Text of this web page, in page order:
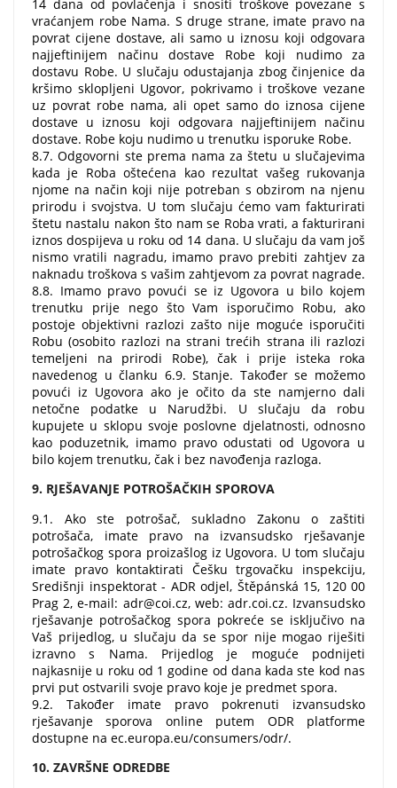
14 dana od povlačenja i snositi troškove povezane s
vraćanjem robe Nama. S druge strane, imate pravo na
povrat cijene dostave, ali samo u iznosu koji odgovara
najjeftinijem načinu dostave Robe koji nudimo za
dostavu Robe. U slučaju odustajanja zbog činjenice da
kršimo sklopljeni Ugovor, pokrivamo i troškove vezane
uz povrat robe nama, ali opet samo do iznosa cijene
dostave u iznosu koji odgovara najjeftinijem načinu
dostave. Robe koju nudimo u trenutku isporuke Robe.
8.7. Odgovorni ste prema nama za štetu u slučajevima
kada je Roba oštećena kao rezultat vašeg rukovanja
njome na način koji nije potreban s obzirom na njenu
prirodu i svojstva. U tom slučaju ćemo vam fakturirati
štetu nastalu nakon što nam se Roba vrati, a fakturirani
iznos dospijeva u roku od 14 dana. U slučaju da vam još
nismo vratili nagradu, imamo pravo prebiti zahtjev za
naknadu troškova s ​​vašim zahtjevom za povrat nagrade.
8.8. Imamo pravo povući se iz Ugovora u bilo kojem
trenutku prije nego što Vam isporučimo Robu, ako
postoje objektivni razlozi zašto nije moguće isporučiti
Robu (osobito razlozi na strani trećih strana ili razlozi
temeljeni na prirodi Robe), čak i prije isteka roka
navedenog u članku 6.9. Stanje. Također se možemo
povući iz Ugovora ako je očito da ste namjerno dali
netočne podatke u Narudžbi. U slučaju da robu
kupujete u sklopu svoje poslovne djelatnosti, odnosno
kao poduzetnik, imamo pravo odustati od Ugovora u
bilo kojem trenutku, čak i bez navođenja razloga.
9. RJEŠAVANJE POTROŠAČKIH SPOROVA
9.1. Ako ste potrošač, sukladno Zakonu o zaštiti
potrošača, imate pravo na izvansudsko rješavanje
potrošačkog spora proizašlog iz Ugovora. U tom slučaju
imate pravo kontaktirati Češku trgovačku inspekciju,
Središnji inspektorat - ADR odjel, Štěpánská 15, 120 00
Prag 2, e-mail: adr@coi.cz, web: adr.coi.cz. Izvansudsko
rješavanje potrošačkog spora pokreće se isključivo na
Vaš prijedlog, u slučaju da se spor nije mogao riješiti
izravno s Nama. Prijedlog je moguće podnijeti
najkasnije u roku od 1 godine od dana kada ste kod nas
prvi put ostvarili svoje pravo koje je predmet spora.
9.2. Također imate pravo pokrenuti izvansudsko
rješavanje sporova online putem ODR platforme
dostupne na ec.europa.eu/consumers/odr/.
10. ZAVRŠNE ODREDBE